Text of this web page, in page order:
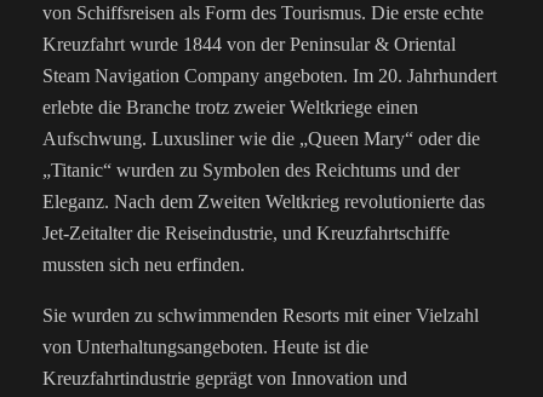
von Schiffsreisen als Form des Tourismus. Die erste echte
Kreuzfahrt wurde 1844 von der Peninsular & Oriental
Steam Navigation Company angeboten. Im 20. Jahrhundert
erlebte die Branche trotz zweier Weltkriege einen
Aufschwung. Luxusliner wie die „Queen Mary“ oder die
„Titanic“ wurden zu Symbolen des Reichtums und der
Eleganz. Nach dem Zweiten Weltkrieg revolutionierte das
Jet-Zeitalter die Reiseindustrie, und Kreuzfahrtschiffe
mussten sich neu erfinden.
Sie wurden zu schwimmenden Resorts mit einer Vielzahl
von Unterhaltungsangeboten. Heute ist die
Kreuzfahrtindustrie geprägt von Innovation und